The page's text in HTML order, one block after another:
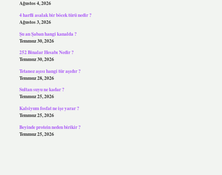
Ağustos 4, 2026
4 harfli asalak bir böcek türü nedir ?
Ağustos 3, 2026
Şu an Şaban hangi kanalda ?
Temmuz 30, 2026
252 Binalar Hesabı Nedir ?
Temmuz 30, 2026
Tetanoz aşısı hangi tür aşıdır ?
Temmuz 28, 2026
Sultan suyu ne kadar ?
Temmuz 25, 2026
Kalsiyum fosfat ne işe yarar ?
Temmuz 25, 2026
Beyinde protein neden birikir ?
Temmuz 25, 2026